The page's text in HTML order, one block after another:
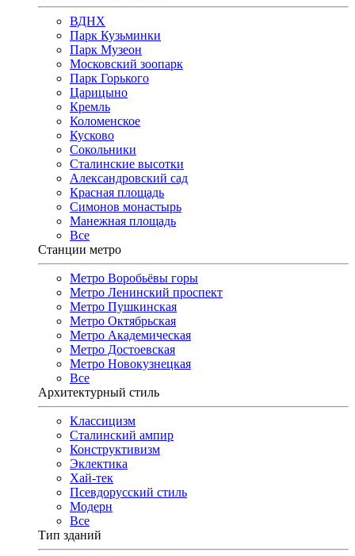
ВДНХ
Парк Кузьминки
Парк Музеон
Московский зоопарк
Парк Горького
Царицыно
Кремль
Коломенское
Кусково
Сокольники
Сталинские высотки
Александровский сад
Красная площадь
Симонов монастырь
Манежная площадь
Все
Станции метро
Метро Воробьёвы горы
Метро Ленинский проспект
Метро Пушкинская
Метро Октябрьская
Метро Академическая
Метро Достоевская
Метро Новокузнецкая
Все
Архитектурный стиль
Классицизм
Сталинский ампир
Конструктивизм
Эклектика
Хай-тек
Псевдорусский стиль
Модерн
Все
Тип зданий